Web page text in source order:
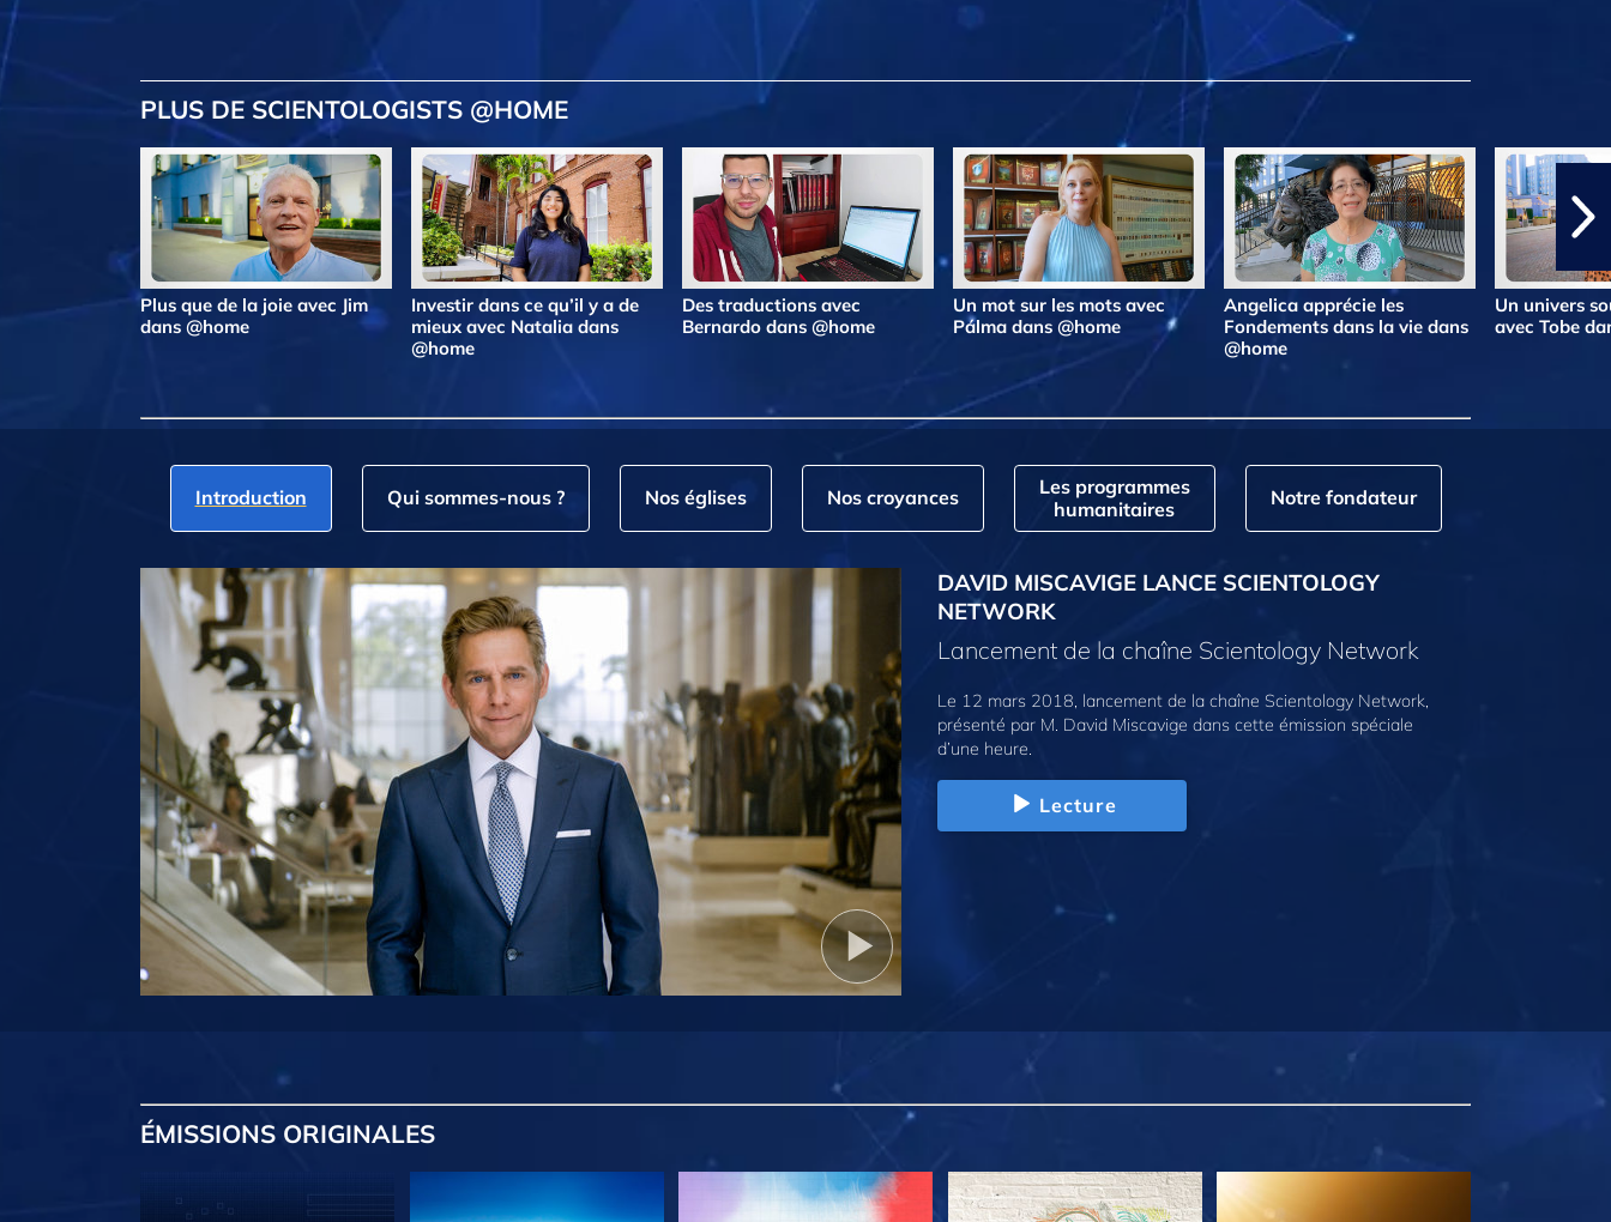
PLUS DE SCIENTOLOGISTS @HOME
Plus que de la joie avec Jim
dans @home
Investir dans ce qu’il y a de
mieux avec Natalia dans
@home
Des traductions avec
Bernardo dans @home
Un mot sur les mots avec
Pálma dans @home
Angelica apprécie les
Fondements dans la vie dans
@home
Un univers
avec Tobe
Introduction Qui sommes‑nous ? Nos églises Nos croyances
Les programmes
humanitaires
Notre fondateur
DAVID MISCAVIGE LANCE SCIENTOLOGY
NETWORK
Lancement de la chaîne Scientology Network
Le 12 mars 2018, lancement de la chaîne Scientology Network,
présenté par M. David Miscavige dans cette émission spéciale
d’une heure.
Lecture
ÉMISSIONS ORIGINALES